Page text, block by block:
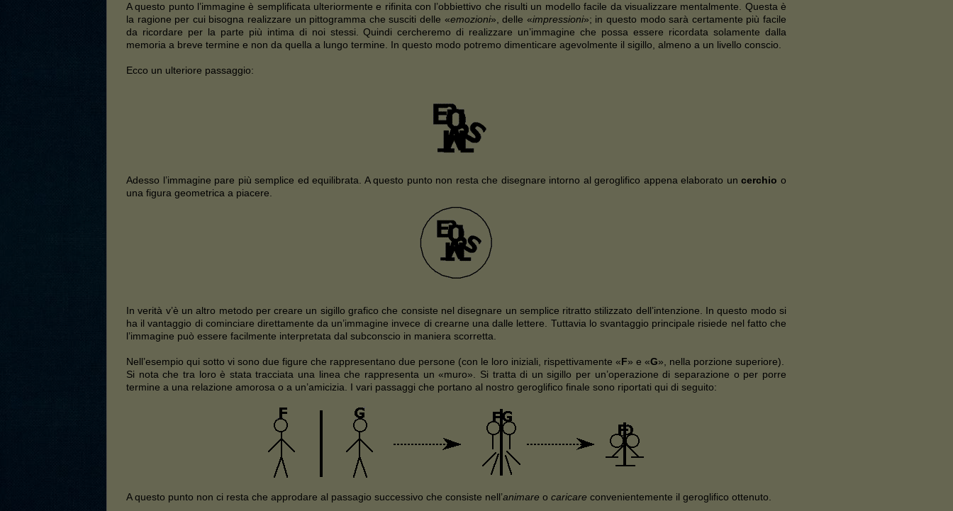
A questo punto l’immagine è semplificata ulteriormente e rifinita con l’obbiettivo che risulti un modello facile da visualizzare mentalmente. Questa è
la ragione per cui bisogna realizzare un pittogramma che susciti delle «emozioni», delle «impressioni»; in questo modo sarà certamente più facile
da ricordare per la parte più intima di noi stessi. Quindi cercheremo di realizzare un’immagine che possa essere ricordata solamente dalla
memoria a breve termine e non da quella a lungo termine. In questo modo potremo dimenticare agevolmente il sigillo, almeno a un livello conscio.
Ecco un ulteriore passaggio:
Adesso l’immagine pare più semplice ed equilibrata. A questo punto non resta che disegnare intorno al geroglifico appena elaborato uncerchio o
una figura geometrica a piacere.
In verità v’è un altro metodo per creare un sigillo grafico che consiste nel disegnare un semplice ritratto stilizzato dell’intenzione. In questo modo si
ha il vantaggio di cominciare direttamente da un’immagine invece di crearne una dalle lettere. Tuttavia lo svantaggio principale risiede nel fatto che
l’immagine può essere facilmente interpretata dal subconscio in maniera scorretta.
Nell’esempio qui sotto vi sono due figure che rappresentano due persone (con le loro iniziali, rispettivamente «F» e «G», nella porzione superiore).
Si nota che tra loro è stata tracciata una linea che rappresenta un «muro». Si tratta di un sigillo per un’operazione di separazione o per porre
termine a una relazione amorosa o a un’amicizia. I vari passaggi che portano al nostro geroglifico finale sono riportati qui di seguito:
A questo punto non ci resta che approdare al passagio successivo che consiste nell’animare o caricare convenientemente il geroglifico ottenuto.